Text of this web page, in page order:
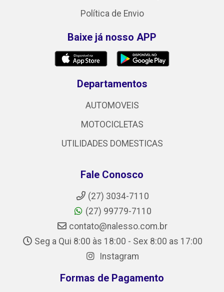
Política de Envio
Baixe já nosso APP
Departamentos
AUTOMOVEIS
MOTOCICLETAS
UTILIDADES DOMESTICAS
Fale Conosco
(27) 3034-7110
(27) 99779-7110
contato@nalesso.com.br
Seg a Qui 8:00 às 18:00 - Sex 8:00 as 17:00
Instagram
Formas de Pagamento